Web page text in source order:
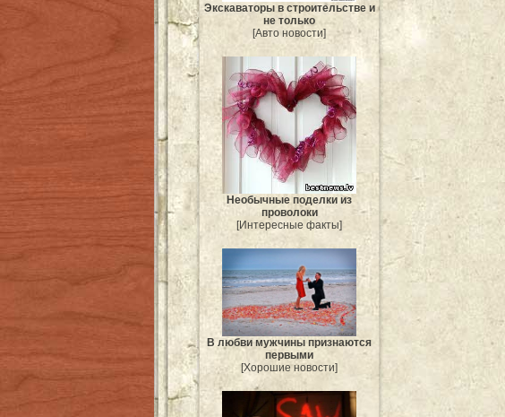
Экскаваторы в строительстве и
не только
[Авто новости]
Необычные поделки из
проволоки
[Интересные факты]
В любви мужчины признаются
первыми
[Хорошие новости]